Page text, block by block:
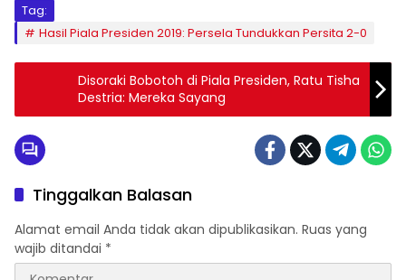
Tag:
Hasil Piala Presiden 2019: Persela Tundukkan Persita 2-0
Disoraki Bobotoh di Piala Presiden, Ratu Tisha
Destria: Mereka Sayang
Tinggalkan Balasan
Alamat email Anda tidak akan dipublikasikan. Ruas yang
wajib ditandai *